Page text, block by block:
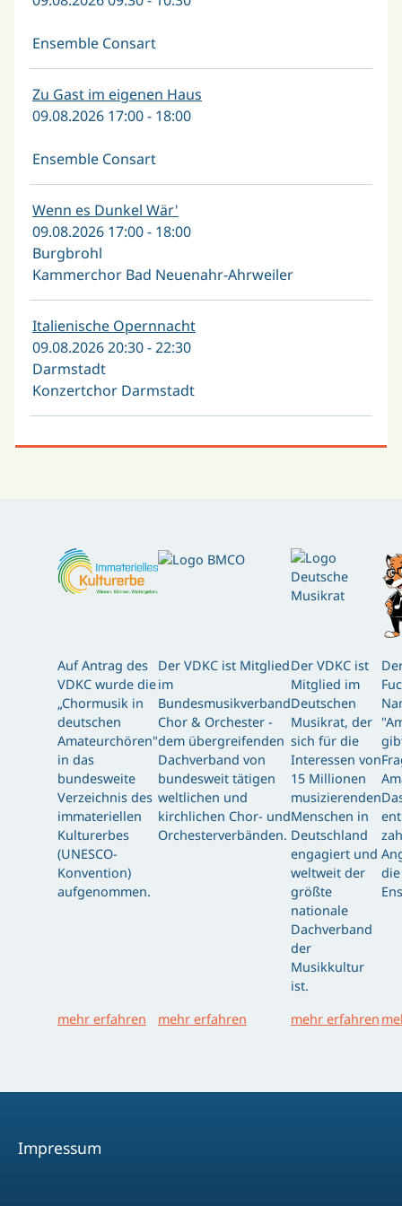
Ensemble Consart
Zu Gast im eigenen Haus
09.08.2026 17:00 - 18:00
Ensemble Consart
Wenn es Dunkel Wär'
09.08.2026 17:00 - 18:00
Burgbrohl
Kammerchor Bad Neuenahr-Ahrweiler
Italienische Opernnacht
09.08.2026 20:30 - 22:30
Darmstadt
Konzertchor Darmstadt
Auf Antrag des
VDKC wurde die
„Chormusik in
deutschen
Amateurchören"
in das
bundesweite
Verzeichnis des
immateriellen
Kulturerbes
(UNESCO-
Konvention)
aufgenommen.
mehr erfahren
Der VDKC ist Mitglied
im
Bundesmusikverband
Chor & Orchester -
dem übergreifenden
Dachverband von
bundesweit tätigen
weltlichen und
kirchlichen Chor- und
Orchesterverbänden.
mehr erfahren
Der VDKC ist
Mitglied im
Deutschen
Musikrat, der
sich für die
Interessen von
15 Millionen
musizierenden
Menschen in
Deutschland
engagiert und
weltweit der
größte
nationale
Dachverband
der
Musikkultur
ist.
mehr erfahren
die
Impressum